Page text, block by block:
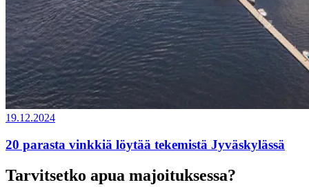
19.12.2024
20 parasta vinkkiä löytää tekemistä Jyväskylässä
Tarvitsetko apua majoituksessa?